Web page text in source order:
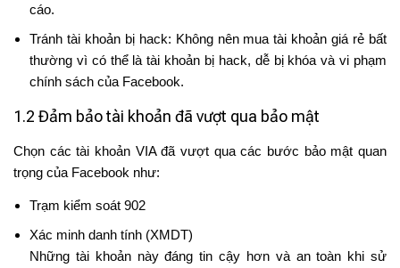
cáo.
Tránh tài khoản bị hack: Không nên mua tài khoản giá rẻ bất
thường vì có thể là tài khoản bị hack, dễ bị khóa và vi phạm
chính sách của Facebook.
1.2 Đảm bảo tài khoản đã vượt qua bảo mật
Chọn các tài khoản VIA đã vượt qua các bước bảo mật quan
trọng của Facebook như:
Trạm kiểm soát 902
Xác minh danh tính (XMDT)
Những tài khoản này đáng tin cậy hơn và an toàn khi sử